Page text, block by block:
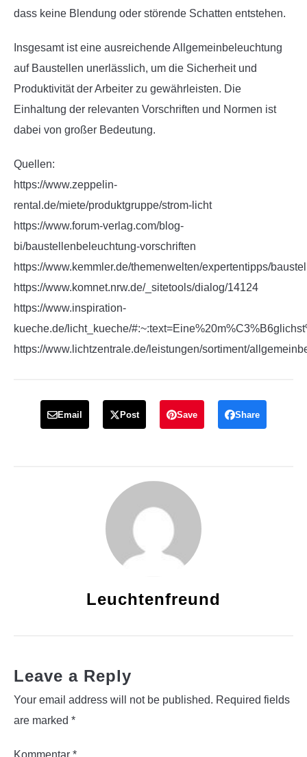
dass keine Blendung oder störende Schatten entstehen.
Insgesamt ist eine ausreichende Allgemeinbeleuchtung
auf Baustellen unerlässlich, um die Sicherheit und
Produktivität der Arbeiter zu gewährleisten. Die
Einhaltung der relevanten Vorschriften und Normen ist
dabei von großer Bedeutung.
Quellen:
https://www.zeppelin-
rental.de/miete/produktgruppe/strom-licht
https://www.forum-verlag.com/blog-
bi/baustellenbeleuchtung-vorschriften
https://www.kemmler.de/themenwelten/expertentipps/
https://www.komnet.nrw.de/_sitetools/dialog/14124
https://www.inspiration-
kueche.de/licht_kueche/
https://www.lichtzentrale.de/leistungen/sortiment/
Email Post Save Share
Leuchtenfreund
Leave a Reply
Your email address will not be published. Required fields
are marked *